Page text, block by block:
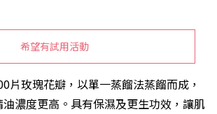
希望有試用活動
片玫瑰花瓣，以單一蒸餾法蒸餾而成，
濃度更高。具有保濕及更生功效，讓肌